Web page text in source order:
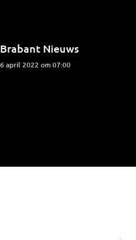
Brabant Nieuws
6 april 2022 om 07:00